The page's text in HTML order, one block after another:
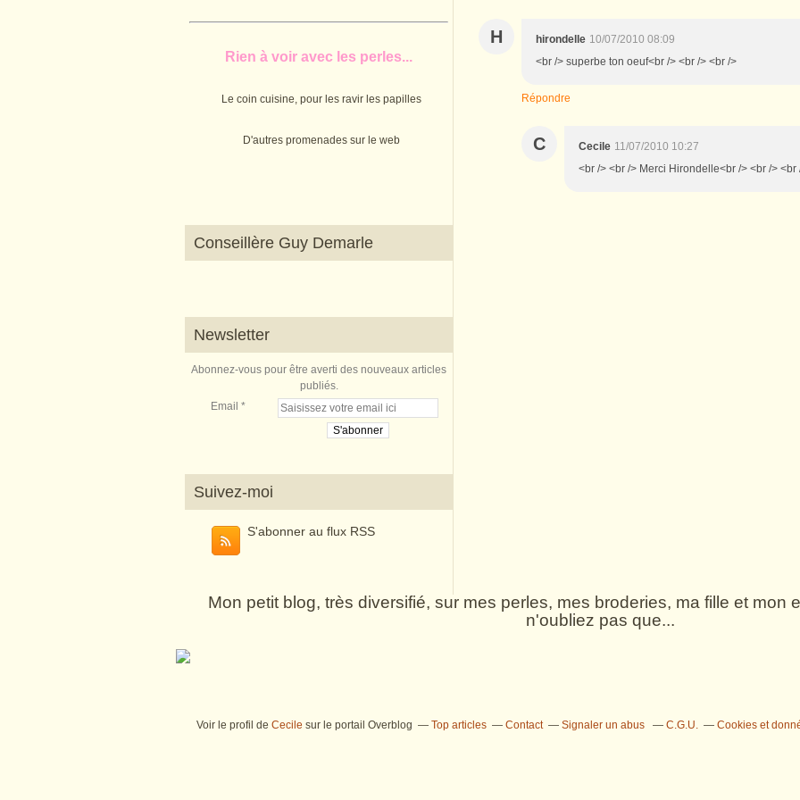
Rien à voir avec les perles...
Le coin cuisine, pour les ravir les papilles
D'autres promenades sur le web
Conseillère Guy Demarle
Newsletter
Abonnez-vous pour être averti des nouveaux articles
publiés.
Email
Suivez-moi
S'abonner au flux RSS
H hirondelle 10/07/2010 08:09
<br /> superbe ton oeuf<br /> <br /> <br />
Répondre
C Cecile 11/07/2010 10:27
<br /> <br /> Merci Hirondelle<br /> <br /> <br
Mon petit blog, très diversifié, sur mes perles, mes broderies, ma fille et mon
n'oubliez pas que...
Voir le profil de Cecile sur le portail Overblog Top articles Contact Signaler un abus C.G.U. Cookies et